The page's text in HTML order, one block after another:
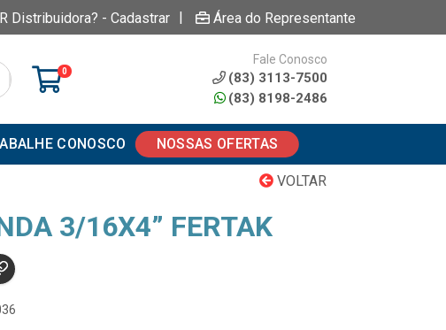
Distribuidora? - Cadastrar | Área do Representante
0
Fale Conosco
(83) 3113-7500
(83) 8198-2486
CONOSCO NOSSAS OFERTAS
VOLTAR
3/16X4” FERTAK